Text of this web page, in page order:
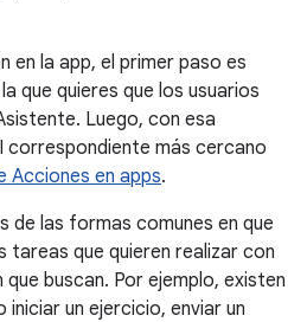
en la app, el primer paso es
que quieres que los usuarios
Luego, con esa
correspondiente más cercano
Acciones en apps.
de las formas comunes en que
tareas que quieren realizar con
buscan. Por ejemplo, existen
un ejercicio, enviar un